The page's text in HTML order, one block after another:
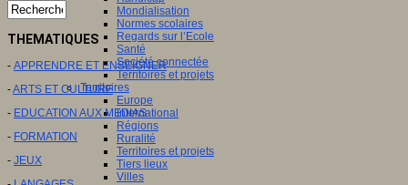
Mondialisation
Normes scolaires
Regards sur l’Ecole
Santé
Société connectée
Territoires et projets
Territoires
Europe
International
Régions
Ruralité
Territoires et projets
Tiers lieux
Villes
THEMATIQUES
- APPRENDRE ET ENSEIGNER
-ARTS ET CULTURE
- EDUCATION AUX MEDIAS
- FORMATION
- JEUX